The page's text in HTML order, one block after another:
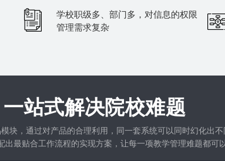
学校职级多、部门多，对信息的权限
管理需求复杂
一站式解决院校难题
块，通过对产品的合理利用，同一套系统可以同时幻化出不
最贴合工作流程的实现方案，让每一项教学管理难题都可